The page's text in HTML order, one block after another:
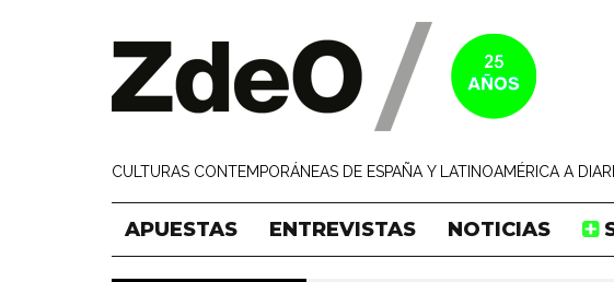
CULTURAS CONTEMPORÁNEAS DE ESPAÑA Y LATINOAMÉRICA A
APUESTAS ENTREVISTAS NOTICIAS